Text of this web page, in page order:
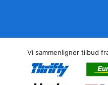
Vi sammenligner tilbud